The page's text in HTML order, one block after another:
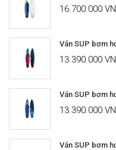
16.700.000
Ván SUP bơm
13.390.000
Ván SUP bơm
13.390.000
Ván SUP bơm